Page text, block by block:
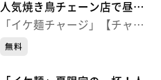
人気焼き鳥チェーン店で昼限
定“鶏白湯” 【白鶏舎】（仙
「イケ麺チャージ」【チャー
ジ！】
無料